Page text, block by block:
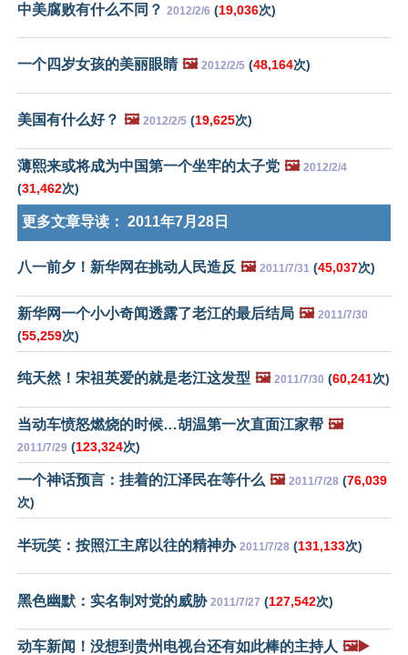
中美腐败有什么不同？ 2012/2/6 (19,036次)
一个四岁女孩的美丽眼睛 🖼️ 2012/2/5 (48,164次)
美国有什么好？ 🖼️ 2012/2/5 (19,625次)
薄熙来或将成为中国第一个坐牢的太子党 🖼️ 2012/2/4
(31,462次)
更多文章导读： 2011年7月28日
八一前夕！新华网在挑动人民造反 🖼️ 2011/7/31 (45,037次)
新华网一个小小奇闻透露了老江的最后结局 🖼️ 2011/7/30
(55,259次)
纯天然！宋祖英爱的就是老江这发型 🖼️ 2011/7/30 (60,241次)
当动车愤怒燃烧的时候…胡温第一次直面江家帮 🖼️
2011/7/29 (123,324次)
一个神话预言：挂着的江泽民在等什么 🖼️ 2011/7/28 (76,039
次)
半玩笑：按照江主席以往的精神办 2011/7/28 (131,133次)
黑色幽默：实名制对党的威胁 2011/7/27 (127,542次)
动车新闻！没想到贵州电视台还有如此棒的主持人 🖼️▶️